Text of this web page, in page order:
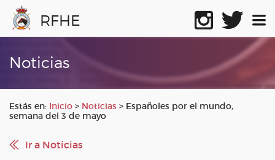
RFHE
Noticias
Estás en: Inicio > Noticias > Españoles por el mundo,
semana del 3 de mayo
Ir a Noticias